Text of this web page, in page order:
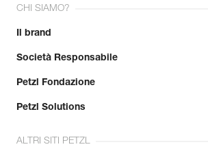
CHI SIAMO?
Il brand
Società Responsabile
Petzl Fondazione
Petzl Solutions
ALTRI SITI PETZL